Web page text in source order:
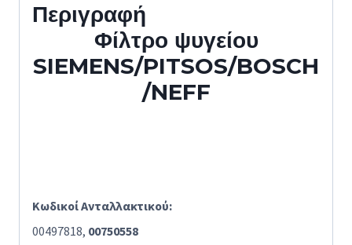
Περιγραφή
Φίλτρο ψυγείου
SIEMENS/PITSOS/BOSCH
/NEFF
Κωδικοί Ανταλλακτικού:
00497818, 00750558